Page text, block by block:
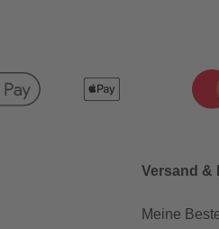
Versand &
Meine